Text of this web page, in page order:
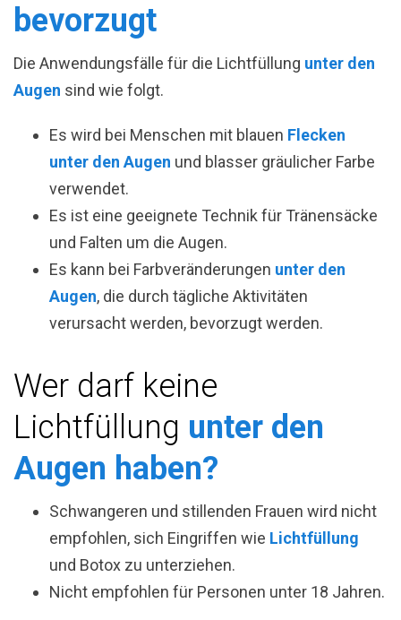
bevorzugt
Die Anwendungsfälle für die Lichtfüllung unter den
Augen sind wie folgt.
Es wird bei Menschen mit blauen Flecken
unter den Augen und blasser gräulicher Farbe
verwendet.
Es ist eine geeignete Technik für Tränensäcke
und Falten um die Augen.
Es kann bei Farbveränderungen unter den
Augen, die durch tägliche Aktivitäten
verursacht werden, bevorzugt werden.
Wer darf keine
Lichtfüllung unter den
Augen haben?
Schwangeren und stillenden Frauen wird nicht
empfohlen, sich Eingriffen wie Lichtfüllung
und Botox zu unterziehen.
Nicht empfohlen für Personen unter 18 Jahren.